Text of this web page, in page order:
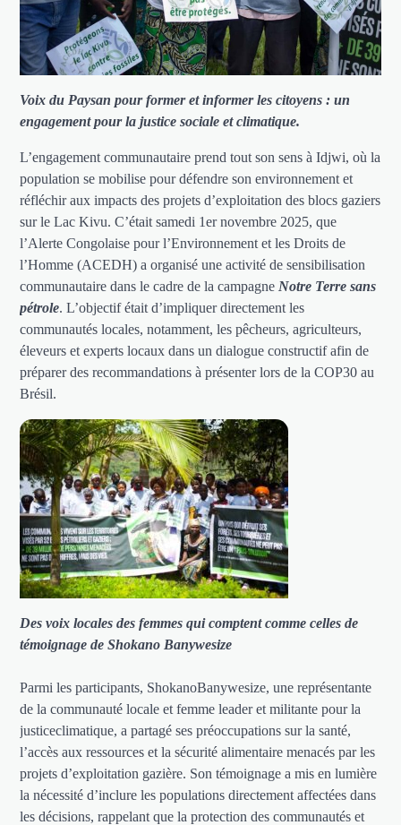
Voix du Paysan pour former et informer les citoyens : un
engagement pour la justice sociale et climatique.
L’engagement communautaire prend tout son sens à Idjwi, où la
population se mobilise pour défendre son environnement et
réfléchir aux impacts des projets d’exploitation des blocs gaziers
sur le Lac Kivu. C’était samedi 1er novembre 2025, que
l’Alerte Congolaise pour l’Environnement et les Droits de
l’Homme (ACEDH) a organisé une activité de sensibilisation
communautaire dans le cadre de la campagne Notre Terre sans
pétrole. L’objectif était d’impliquer directement les
communautés locales, notamment, les pêcheurs, agriculteurs,
éleveurs et experts locaux dans un dialogue constructif afin de
préparer des recommandations à présenter lors de la COP30 au
Brésil.
Des voix locales des femmes qui comptent comme celles de
témoignage de Shokano Banywesize
Parmi les participants, ShokanoBanywesize, une représentante
de la communauté locale et femme leader et militante pour la
justiceclimatique, a partagé ses préoccupations sur la santé,
l’accès aux ressources et la sécurité alimentaire menacés par les
projets d’exploitation gazière. Son témoignage a mis en lumière
la nécessité d’inclure les populations directement affectées dans
les décisions, rappelant que la protection des communautés et